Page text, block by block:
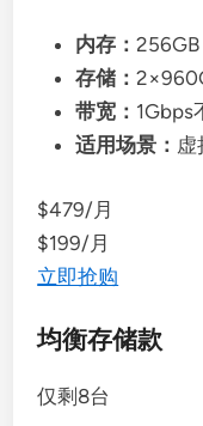
内存：
存储：
带宽： 1Gbps
适用场景： 虚
$479/月
$199/月
立即抢购
均衡存储款
仅剩8台